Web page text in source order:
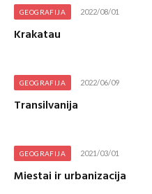
GEOGRAFIJA 2022/08/01
Krakatau
GEOGRAFIJA 2022/06/09
Transilvanija
GEOGRAFIJA 2021/03/01
Miestai ir urbanizacija